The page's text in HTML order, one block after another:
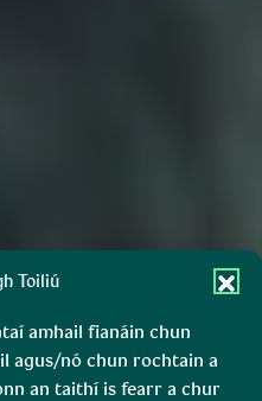
Toiliú
amhail fianáin chun
agus/nó chun rochtain a
an taithí is fearr a chur